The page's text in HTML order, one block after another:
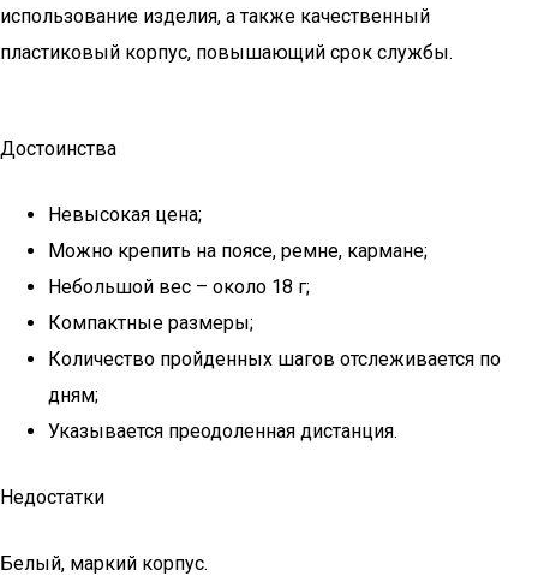
использование изделия, а также качественный
пластиковый корпус, повышающий срок службы.
Достоинства
Невысокая цена;
Можно крепить на поясе, ремне, кармане;
Небольшой вес – около 18 г;
Компактные размеры;
Количество пройденных шагов отслеживается по
дням;
Указывается преодоленная дистанция.
Недостатки
Белый, маркий корпус.